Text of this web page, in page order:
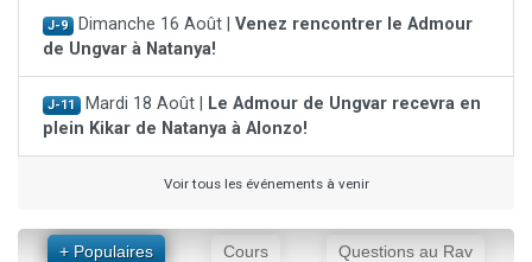
J-9 Dimanche 16 Août | Venez rencontrer le Admour
de Ungvar à Natanya!
J-11 Mardi 18 Août |
Le Admour de Ungvar recevra en
plein Kikar de Natanya à Alonzo!
Voir tous les événements à venir
+ Populaires Cours Questions au Rav